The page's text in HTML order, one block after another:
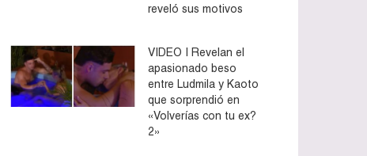
reveló sus motivos
VIDEO | Revelan el
apasionado beso
entre Ludmila y Kaoto
que sorprendió en
«Volverías con tu ex?
2»